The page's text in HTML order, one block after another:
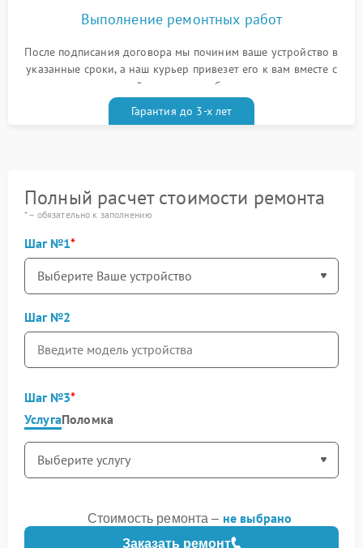
Выполнение ремонтных работ
После подписания договора мы починим ваше устройство в
указанные сроки, а наш курьер привезет его к вам вместе с
гарантийным талоном бесплатно
Гарантия до 3-х лет
Полный расчет стоимости ремонта
* – обязательно к заполнению
Шаг №1
Шаг №2
Шаг №3
УслугаПоломка
Заказать ремонт
Стоимость ремонта – не выбрано